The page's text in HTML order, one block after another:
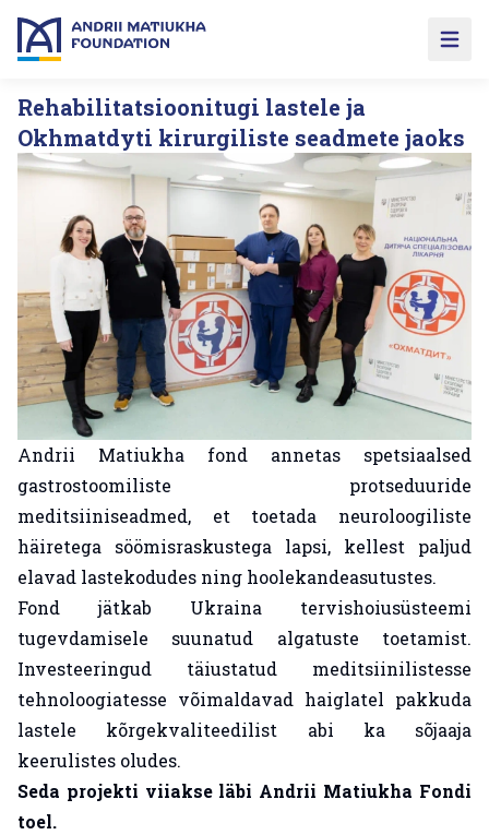
Open
Rehabilitatsioonitugi lastele ja
Okhmatdyti kirurgiliste seadmete jaoks
Andrii Matiukha fond annetas spetsiaalsed
gastrostoomiliste protseduuride
meditsiiniseadmed, et toetada neuroloogiliste
häiretega söömisraskustega lapsi, kellest paljud
elavad lastekodudes ning hoolekandeasutustes.
Fond jätkab Ukraina tervishoiusüsteemi
tugevdamisele suunatud algatuste toetamist.
Investeeringud täiustatud meditsiinilistesse
tehnoloogiatesse võimaldavad haiglatel pakkuda
lastele kõrgekvaliteedilist abi ka sõjaaja
keerulistes oludes.
Seda projekti viiakse läbi Andrii Matiukha Fondi
toel.